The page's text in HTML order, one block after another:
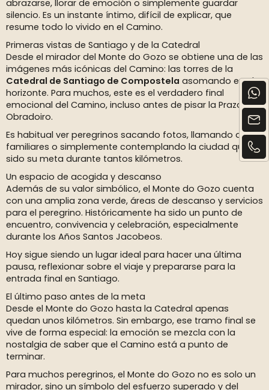
abrazarse, llorar de emoción o simplemente guardar
silencio. Es un instante íntimo, difícil de explicar, que
resume todo lo vivido en el Camino.
Primeras vistas de Santiago y de la Catedral
Desde el mirador del Monte do Gozo se obtiene una de las
imágenes más icónicas del Camino: las torres de la
Catedral de Santiago de Compostela asomando en el
horizonte. Para muchos, este es el verdadero final
emocional del Camino, incluso antes de pisar la Praza do
Obradoiro.
Es habitual ver peregrinos sacando fotos, llamando a
familiares o simplemente contemplando la ciudad que ha
sido su meta durante tantos kilómetros.
Un espacio de acogida y descanso
Además de su valor simbólico, el Monte do Gozo cuenta
con una amplia zona verde, áreas de descanso y servicios
para el peregrino. Históricamente ha sido un punto de
encuentro, convivencia y celebración, especialmente
durante los Años Santos Jacobeos.
Hoy sigue siendo un lugar ideal para hacer una última
pausa, reflexionar sobre el viaje y prepararse para la
entrada final en Santiago.
El último paso antes de la meta
Desde el Monte do Gozo hasta la Catedral apenas
quedan unos kilómetros. Sin embargo, ese tramo final se
vive de forma especial: la emoción se mezcla con la
nostalgia de saber que el Camino está a punto de
terminar.
Para muchos peregrinos, el Monte do Gozo no es solo un
mirador, sino un símbolo del esfuerzo superado y del